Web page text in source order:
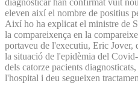
eleven així el nombre de positius
Així ho ha explicat el ministre de
la compareixença en la
portaveu de l'executiu, Eric Jover,
la situació de l'epidèmia del
dels catorze pacients
l'hospital i deu segueixen